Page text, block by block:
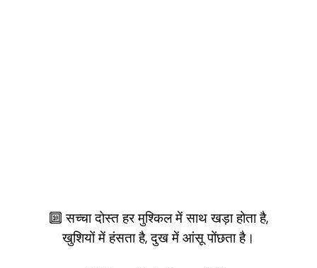
🔟 सच्चा दोस्त हर मुश्किल में साथ खड़ा होता है,
खुशियों में हंसता है, दुख में आंसू पोंछता है।